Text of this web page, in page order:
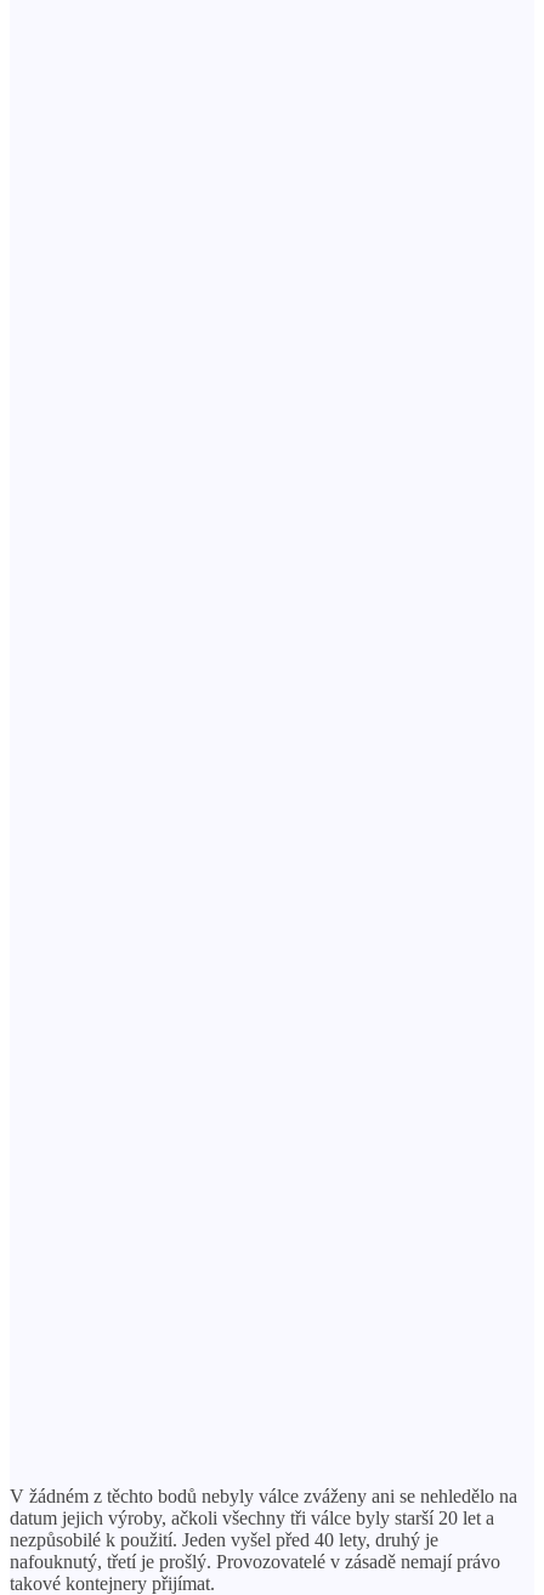
V žádném z těchto bodů nebyly válce zváženy ani se nehledělo na
datum jejich výroby, ačkoli všechny tři válce byly starší 20 let a
nezpůsobilé k použití. Jeden vyšel před 40 lety, druhý je
nafouknutý, třetí je prošlý. Provozovatelé v zásadě nemají právo
takové kontejnery přijímat.